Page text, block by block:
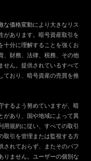
な価格変動により大きなリス
があります。暗号資産取引を
十分に理解することを強くお
、財務、法律、税務、その他
せん。提供されているすべて
ており、暗号資産の売買を推
するよう努めていますが、暗
があり、国や地域によって異
用規約に従い、すべての取引
取引を管理または監視する方
されておらず、またそのパフ
りません。ユーザーの個別な